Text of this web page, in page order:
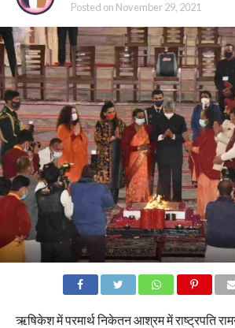
Posted on November 29, 2021
ऋषिकेश में परमार्थ निकेतन आश्रम में राष्ट्रपति